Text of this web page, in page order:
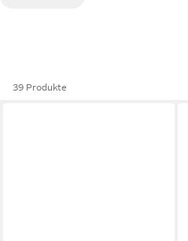
39 Produkte